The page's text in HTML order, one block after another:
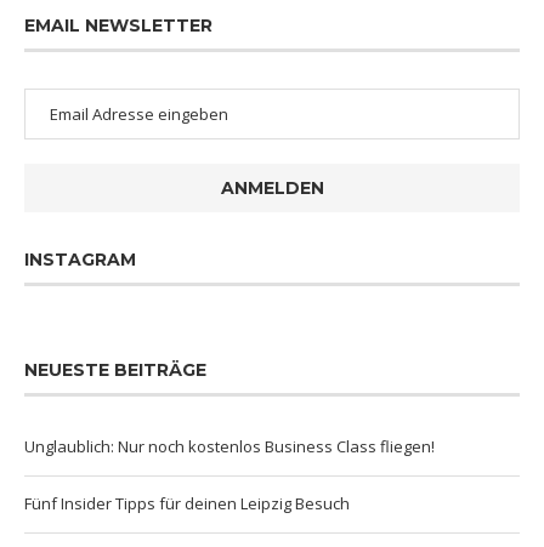
EMAIL NEWSLETTER
ANMELDEN
INSTAGRAM
NEUESTE BEITRÄGE
Unglaublich: Nur noch kostenlos Business Class fliegen!
Fünf Insider Tipps für deinen Leipzig Besuch